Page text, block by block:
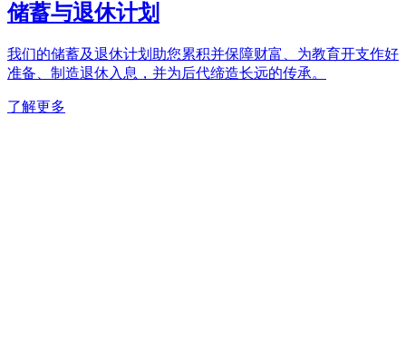
储蓄与退休计划
我们的储蓄及退休计划助您累积并保障财富、为教育开支作好
准备、制造退休入息，并为后代缔造长远的传承。
了解更多